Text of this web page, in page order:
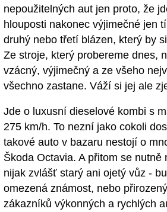
nepoužitelných aut jen proto, že
hlouposti nakonec výjimečné jen
druhý nebo třetí blázen, který by
Ze stroje, který probereme dnes,
vzácný, výjimečný a ze všeho
všechno zastane. Váží si jej ale
Jde o luxusní dieselové kombi s
275 km/h. To nezní jako cokoli
takové auto v bazaru nestojí o
Škoda Octavia. A přitom se nutně
nijak zvlášť starý ani ojetý vůz -
omezená známost, nebo
zákazníků výkonných a rychlých